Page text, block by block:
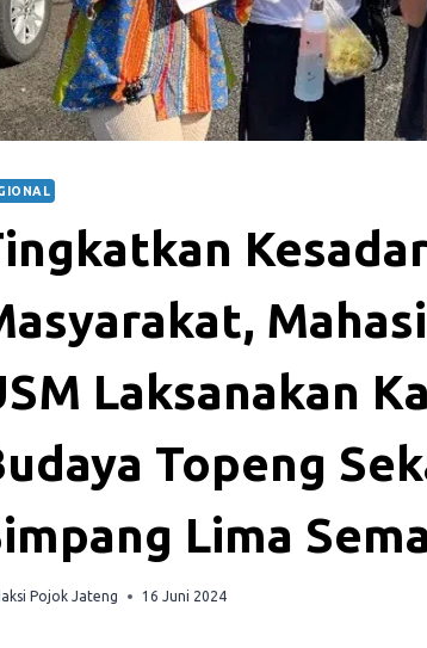
Laksanakan
Topeng
Lima
Pojok Jateng 16 Juni 2024